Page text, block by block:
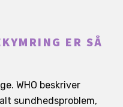
ER SÅ
WHO beskriver
sundhedsproblem,